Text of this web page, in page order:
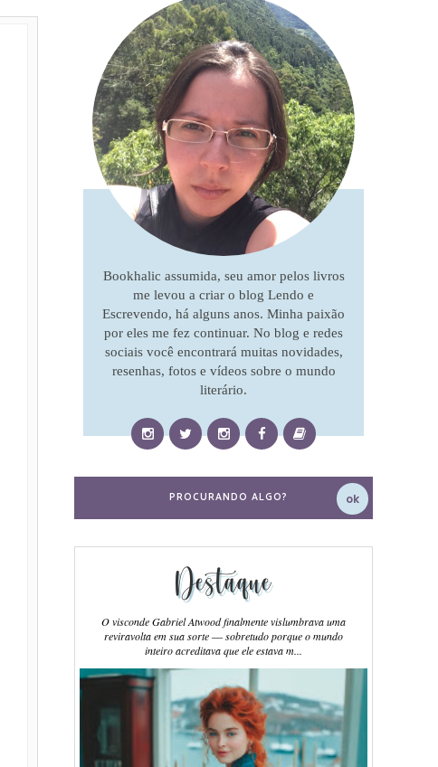
Bookhalic assumida, seu amor pelos livros
me levou a criar o blog Lendo e
Escrevendo, há alguns anos. Minha paixão
por eles me fez continuar. No blog e redes
sociais você encontrará muitas novidades,
resenhas, fotos e vídeos sobre o mundo
literário.
Destaque
O visconde Gabriel Atwood finalmente vislumbrava uma
reviravolta em sua sorte ― sobretudo porque o mundo
inteiro acreditava que ele estava m...